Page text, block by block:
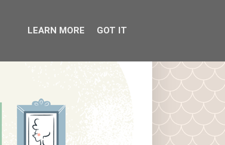
LEARN MORE GOT IT